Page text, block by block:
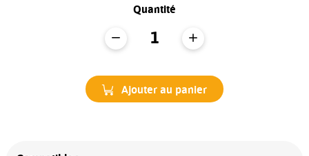
Quantité
Ajouter au panier